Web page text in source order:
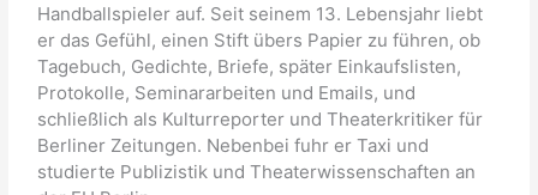
Handballspieler auf. Seit seinem 13. Lebensjahr liebt
er das Gefühl, einen Stift übers Papier zu führen, ob
Tagebuch, Gedichte, Briefe, später Einkaufslisten,
Protokolle, Seminararbeiten und Emails, und
schließlich als Kulturreporter und Theaterkritiker für
Berliner Zeitungen. Nebenbei fuhr er Taxi und
studierte Publizistik und Theaterwissenschaften an